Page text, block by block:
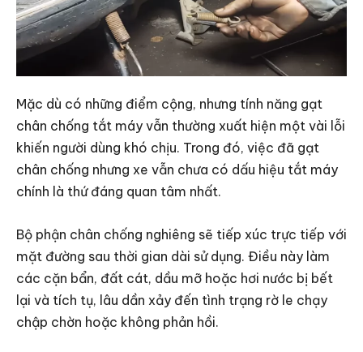
Mặc dù có những điểm cộng, nhưng tính năng gạt
chân chống tắt máy vẫn thường xuất hiện một vài lỗi
khiến người dùng khó chịu. Trong đó, việc đã gạt
chân chống nhưng xe vẫn chưa có dấu hiệu tắt máy
chính là thứ đáng quan tâm nhất.
Bộ phận chân chống nghiêng sẽ tiếp xúc trực tiếp với
mặt đường sau thời gian dài sử dụng. Điều này làm
các cặn bẩn, đất cát, dầu mỡ hoặc hơi nước bị bết
lại và tích tụ, lâu dần xảy đến tình trạng rờ le chạy
chập chờn hoặc không phản hồi.